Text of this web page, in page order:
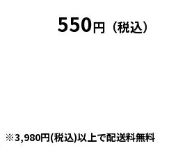
550円（税込）
※3,980円(税込)以上で配送料無料